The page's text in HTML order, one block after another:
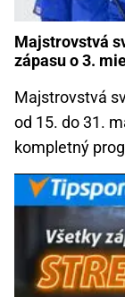
Majstrovstvá
zápasu o 3.
Majstrovstvá
od 15. do 31.
kompletný